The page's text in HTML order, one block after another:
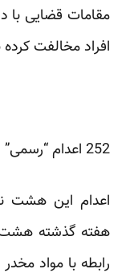
مقامات قضایی
افراد مخالفت کرده
252 اعدام “رسمی” در یک سال
اعدام این هشت
هفته گذشته هشت
رابطه با مواد